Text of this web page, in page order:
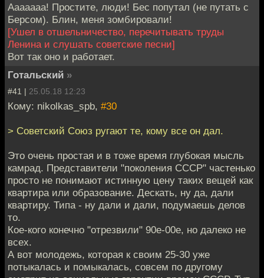
Ааааааа! Простите, люди! Бес попутал (не путать с
Берсом). Блин, меня зомбировали!
[Ушел в отшельничество, перечитывать труды
Ленина и слушать советские песни]
Вот так оно и работает.
Готальский »
#41 | 25.05.18 12:23
Кому: nikolkas_spb, #30
> Советский Союз ругают те, кому все он дал.
Это очень простая и в тоже время глубокая мысль
камрад. Представители "поколения СССР" частенько
просто не понимают истинную цену таких вещей как
квартира или образование. Дескать, ну да, дали
квартиру. Типа - ну дали и дали, подумаешь делов
то.
Кое-кого конечно "отрезвили" 90е-00е, но далеко не
всех.
А вот молодежь, которая к своим 25-30 уже
потыкалась и помыкалась, совсем по другому